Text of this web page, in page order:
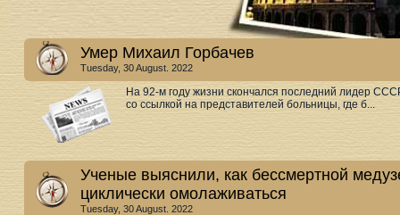
Умер Михаил Горбачев
Tuesday, 30 August. 2022
На 92-м году жизни скончался последний лидер
со ссылкой на представителей больницы, где б...
Ученые выяснили, как бессмертной
циклически омолаживаться
Tuesday, 30 August. 2022